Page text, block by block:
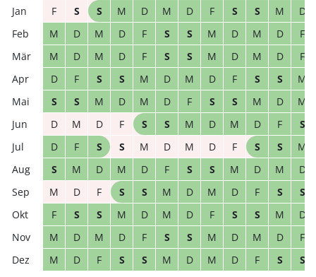
F
S S M D M D F S S M
D
M
D M D F S S M D M D
F
M
D M D F S S M D M D
F
D
F S S M D M D F S S
M
S
S M D M D F S S M D
M
D
M D F S S M D M D F
S
D
F S S M D M D F S S
M
S
M D M D F S S M D M
D
M
D F S S M D M D F S
S
F
S S M D M D F S S M
D
M
D M D F S S M D M D
F
M
D F S S M D M D F S S